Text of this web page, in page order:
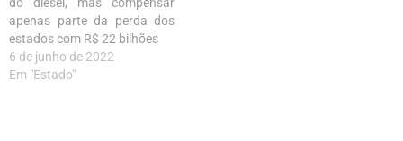
apenas parte da perda dos
estados com R$ 22 bilhões
6 de junho de 2022
Em "Estado"